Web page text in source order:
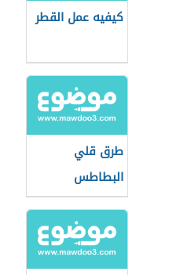
كيفيه عمل القطر
طرق قلي
البطاطس